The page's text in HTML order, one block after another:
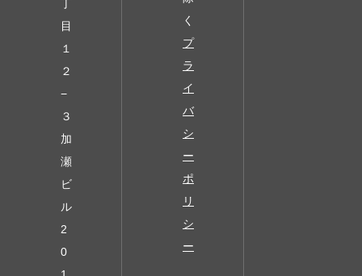
丁
目
１
２
−
３
加
瀬
ビ
ル
2
0
く
プ
ラ
イ
バ
シ
ー
ポ
リ
シ
ー